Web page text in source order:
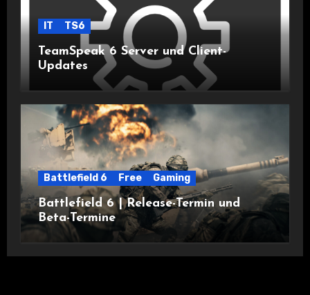
IT TS6
TeamSpeak 6 Server und Client-
Updates
Battlefield 6 Free Gaming
Battlefield 6 | Release-Termin und
Beta-Termine